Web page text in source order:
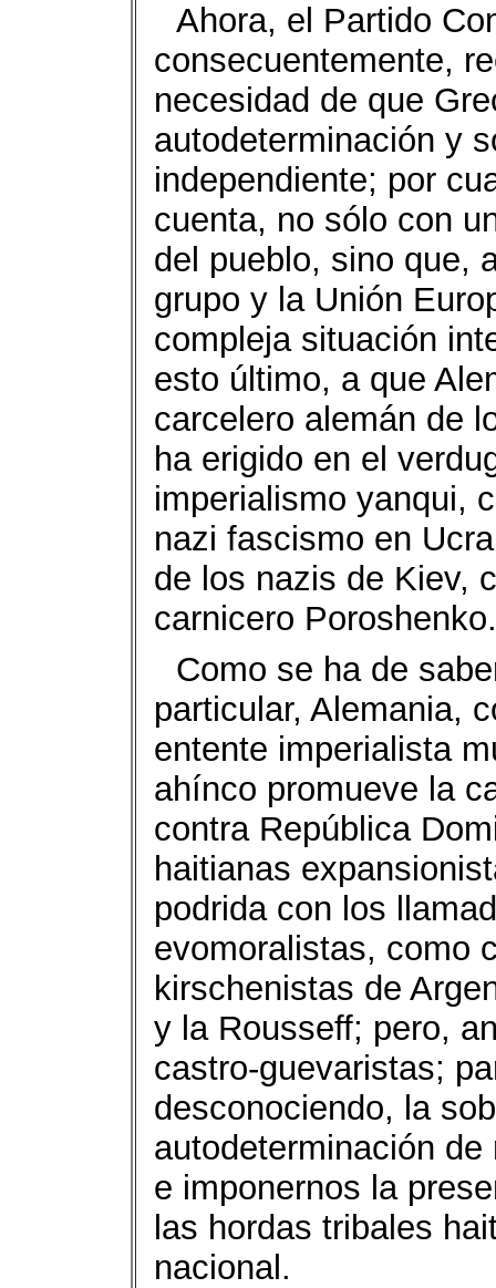
Ahora, el Partido
consecuentemente,
necesidad de que
autodeterminación y
independiente; por
cuenta, no sólo con
del pueblo, sino que,
grupo y la Unión
compleja situación
esto último, a que
carcelero alemán de
ha erigido en el
imperialismo yanqui,
nazi fascismo en
de los nazis de Kiev,
carnicero Poroshenko.
Como se ha de
particular, Alemania,
entente imperialista
ahínco promueve la
contra República
haitianas
podrida con los
evomoralistas, como
kirschenistas de
y la Rousseff; pero,
castro-guevaristas;
desconociendo, la
autodeterminación
e imponernos la
las hordas tribales
nacional.